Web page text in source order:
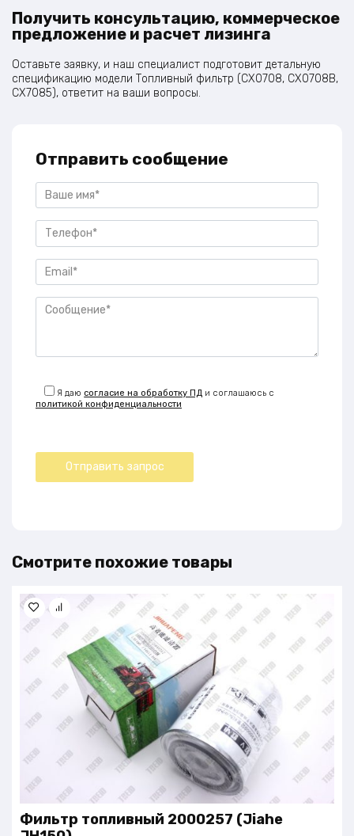
Получить консультацию, коммерческое
предложение и расчет лизинга
Оставьте заявку, и наш специалист подготовит детальную
спецификацию модели Топливный фильтр (CX0708, CX0708B,
CX7085), ответит на ваши вопросы.
Отправить сообщение
Я даюсогласие на обработку ПД и соглашаюсь с
политикой конфиденциальности
Смотрите похожие товары
Фильтр топливный 2000257 (Jiahe